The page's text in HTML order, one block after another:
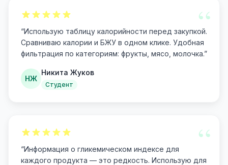
“
“Использую таблицу калорийности перед закупкой.
Сравниваю калории и БЖУ в одном клике. Удобная
фильтрация по категориям: фрукты, мясо, молочка.”
НЖ
Никита Жуков
Студент
“
“Информация о гликемическом индексе для
каждого продукта — это редкость. Использую для